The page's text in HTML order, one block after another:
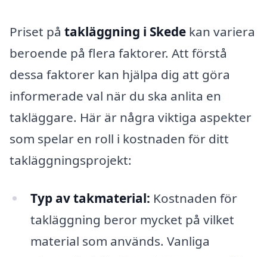
Priset på takläggning i Skede kan variera
beroende på flera faktorer. Att förstå
dessa faktorer kan hjälpa dig att göra
informerade val när du ska anlita en
takläggare. Här är några viktiga aspekter
som spelar en roll i kostnaden för ditt
takläggningsprojekt:
Typ av takmaterial: Kostnaden för
takläggning beror mycket på vilket
material som används. Vanliga